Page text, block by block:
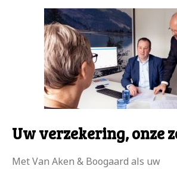
Uw verzekering, onze
Met Van Aken & Boogaard als uw